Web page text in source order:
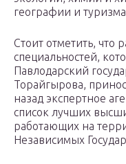
географии и
Стоит отметить, что
специальностей,
Павлодарский
Торайгырова,
назад экспертное
список лучших
работающих на
Независимых